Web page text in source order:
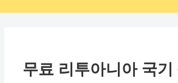
무료 리투아니아 국